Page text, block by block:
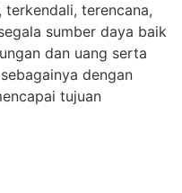
terencana,
sumber daya baik
dan uang serta
dengan
tujuan